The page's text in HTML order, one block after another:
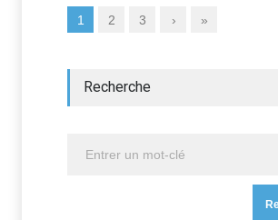
1 2 3 › »
Recherche